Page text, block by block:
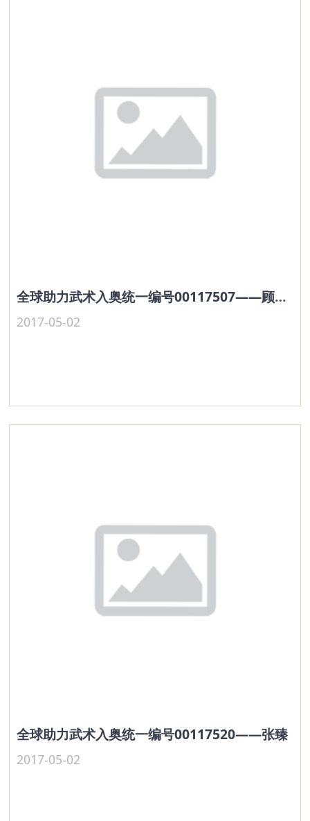
全球助力武术入奥统一编号00117507——顾庆元
2017-05-02
全球助力武术入奥统一编号00117520——张臻
2017-05-02